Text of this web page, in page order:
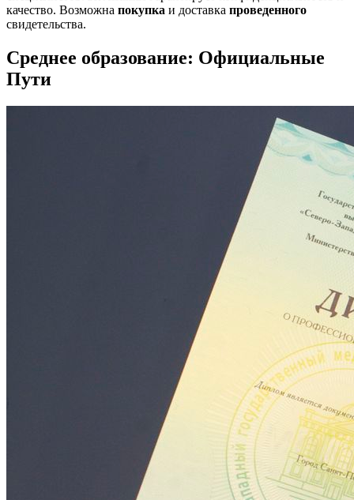
качество. Возможна покупка и доставка проведенного
свидетельства.
Среднее образование: Официальные
Пути